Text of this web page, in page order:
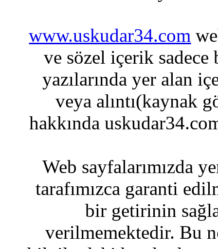
www.uskudar34.com
ve sözel içerik sadece
yazılarında yer alan
veya alıntı(kaynak
hakkında
Web sayfalarımızda
tarafımızca garanti
bir getirinin
verilmemektedir. Bu